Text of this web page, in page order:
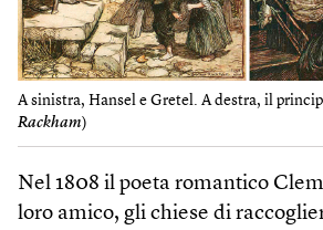
A sinistra, Hansel e Gretel. A destra, il
Rackham)
Nel 1808 il poeta romantico
loro amico, gli chiese di